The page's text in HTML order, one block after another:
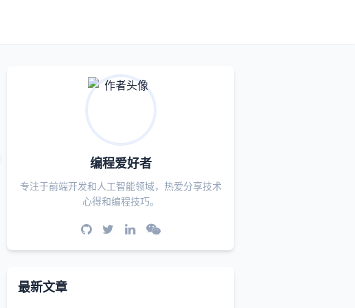
编程爱好者
专注于前端开发和人工智能领域，热爱分享技术
心得和编程技巧。
最新文章